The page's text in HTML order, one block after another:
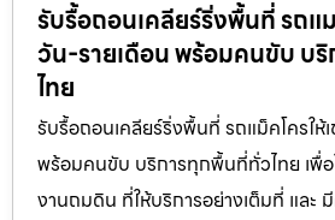
รับรื้อถอนเคลียร์ริ่งพื้นที่ รถแม
วัน-รายเดือน พร้อมคนขับ บ
ไทย
รับรื้อถอนเคลียร์ริ่งพื้นที่ รถแม็คโครให้
พร้อมคนขับ บริการทุกพื้นที่ทั่วไทย เพื่อ
งานถมดิน ที่ให้บริการอย่างเต็มที่ และ